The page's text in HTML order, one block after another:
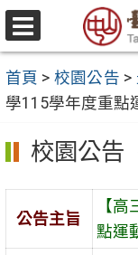
跳
至
要
內
容
區
選
單
首頁 > 校園公告 >
學115學年度重點
校園公告
公告主旨
【
點運